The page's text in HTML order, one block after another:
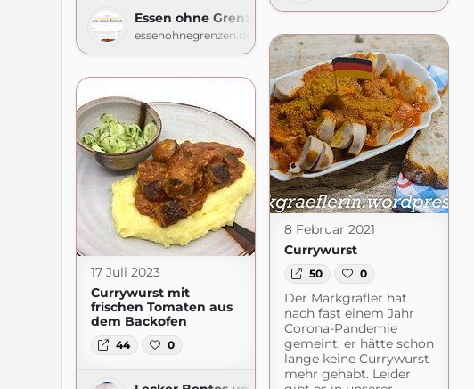
Essen ohne Grenzen
essenohnegrenzen.de
8 Februar 2021
Currywurst
50 0
Der Markgräfler hat
nach fast einem Jahr
Corona-Pandemie
gemeint, er hätte schon
lange keine Currywurst
mehr gehabt. Leider
17 Juli 2023
Currywurst mit
frischen Tomaten aus
dem Backofen
44 0